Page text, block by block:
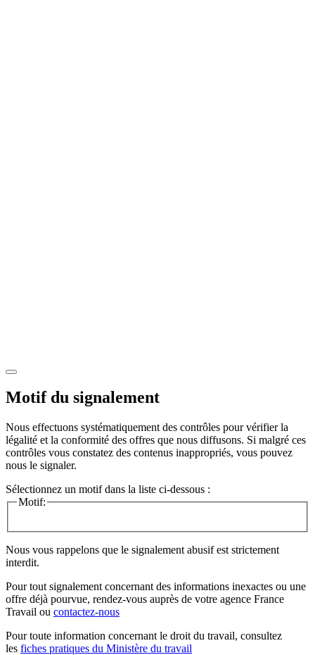
Motif du signalement
Nous effectuons systématiquement des contrôles pour vérifier la
légalité et la conformité des offres que nous diffusons. Si malgré ces
contrôles vous constatez des contenus inappropriés, vous pouvez
nous le signaler.
Sélectionnez un motif dans la liste ci-dessous :
Motif:
Nous vous rappelons que le signalement abusif est strictement
interdit.
Pour tout signalement concernant des informations inexactes ou une
offre déjà pourvue, rendez-vous auprès de votre agence France
Travail ou contactez-nous
Pour toute information concernant le droit du travail, consultez
les fiches pratiques du Ministère du travail